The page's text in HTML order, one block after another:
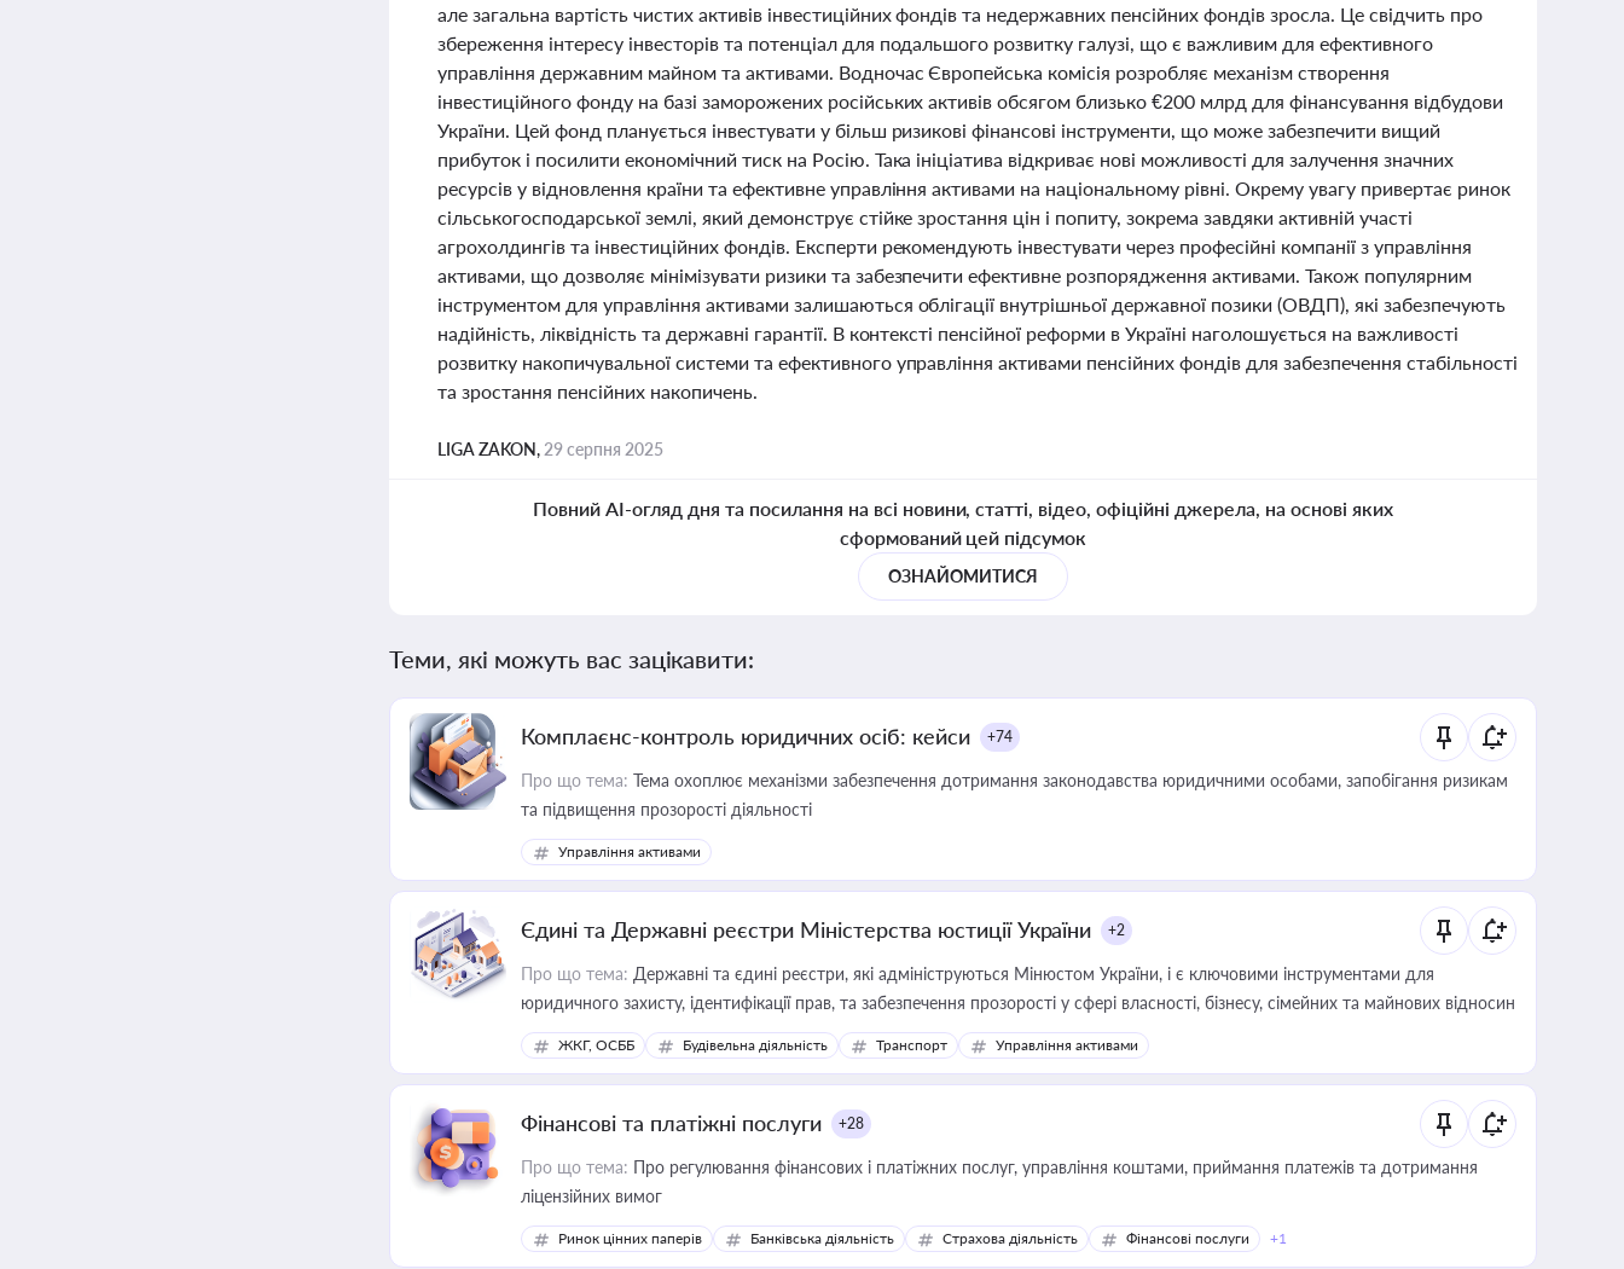
але загальна вартість чистих активів інвестиційних фондів та недержавних пенсійних фондів зросла. Це свідчить про
збереження інтересу інвесторів та потенціал для подальшого розвитку галузі, що є важливим для ефективного
управління державним майном та активами. Водночас Європейська комісія розробляє механізм створення
інвестиційного фонду на базі заморожених російських активів обсягом близько €200 млрд для фінансування відбудови
України. Цей фонд планується інвестувати у більш ризикові фінансові інструменти, що може забезпечити вищий
прибуток і посилити економічний тиск на Росію. Така ініціатива відкриває нові можливості для залучення значних
ресурсів у відновлення країни та ефективне управління активами на національному рівні. Окрему увагу привертає ринок
сільськогосподарської землі, який демонструє стійке зростання цін і попиту, зокрема завдяки активній участі
агрохолдингів та інвестиційних фондів. Експерти рекомендують інвестувати через професійні компанії з управління
активами, що дозволяє мінімізувати ризики та забезпечити ефективне розпорядження активами. Також популярним
інструментом для управління активами залишаються облігації внутрішньої державної позики (ОВДП), які забезпечують
надійність, ліквідність та державні гарантії. В контексті пенсійної реформи в Україні наголошується на важливості
розвитку накопичувальної системи та ефективного управління активами пенсійних фондів для забезпечення стабільності
та зростання пенсійних накопичень.
LIGA ZAKON, 29 серпня 2025
Повний AI-огляд дня та посилання на всі новини, статті, відео, офіційні джерела, на основі яких
сформований цей підсумок
ОЗНАЙОМИТИСЯ
Теми, які можуть вас зацікавити:
Комплаєнс-контроль юридичних осіб: кейси +74
Про що тема: Тема охоплює механізми забезпечення дотримання законодавства юридичними особами, запобігання ризикам
та підвищення прозорості діяльності
Управління активами
Єдині та Державні реєстри Міністерства юстиції України +2
Про що тема: Державні та єдині реєстри, які адмініструються Мінюстом України, і є ключовими інструментами для
юридичного захисту, ідентифікації прав, та забезпечення прозорості у сфері власності, бізнесу, сімейних та майнових відносин
ЖКГ, ОСББ Будівельна діяльність Транспорт Управління активами
Фінансові та платіжні послуги +28
Про що тема: Про регулювання фінансових і платіжних послуг, управління коштами, приймання платежів та дотримання
ліцензійних вимог
Ринок цінних паперів Банківська діяльність Страхова діяльність Фінансові послуги +1